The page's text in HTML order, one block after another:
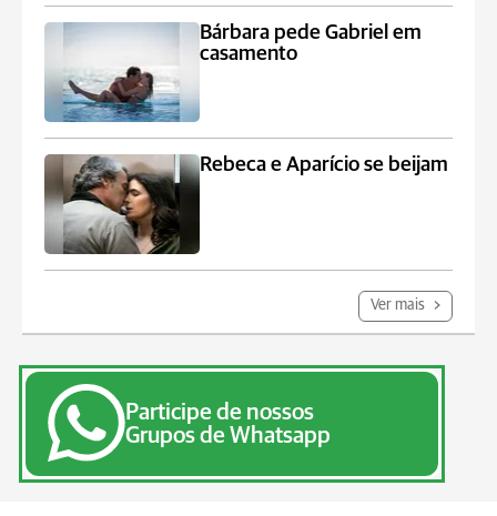
Bárbara pede Gabriel em
casamento
Rebeca e Aparício se beijam
Ver mais
Participe de nossos
Grupos de Whatsapp